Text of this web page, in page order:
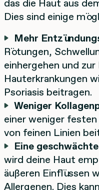
das die Haut aus
Dies sind einige
Mehr
Rötungen,
einhergehen und
Hauterkrankungen
Psoriasis beitragen.
Weniger
einer weniger
von feinen Linien
Eine
wird deine Haut
äußeren Einflüssen
Allergenen. Dies